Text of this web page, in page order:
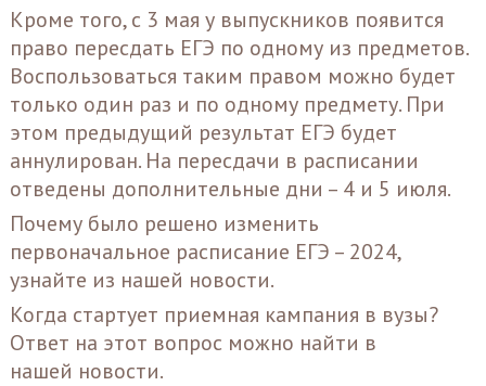
Кроме того, с 3 мая у выпускников появится
право пересдать ЕГЭ по одному из предметов.
Воспользоваться таким правом можно будет
только один раз и по одному предмету. При
этом предыдущий результат ЕГЭ будет
аннулирован. На пересдачи в расписании
отведены дополнительные дни – 4 и 5 июля.
Почему было решено изменить
первоначальное расписание ЕГЭ – 2024,
узнайте из нашей новости.
Когда стартует приемная кампания в вузы?
Ответ на этот вопрос можно найти в
нашей новости.